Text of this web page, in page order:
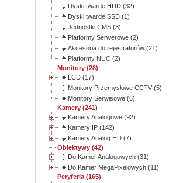
Dyski twarde HDD (32)
Dyski twarde SSD (1)
Jednostki CMS (3)
Platformy Serwerowe (2)
Akcesoria do rejestratorów (21)
Platformy NUC (2)
Monitory (28)
LCD (17)
Monitory Przemysłowe CCTV (5)
Monitory Serwisowe (6)
Kamery (241)
Kamery Analogowe (92)
Kamery IP (142)
Kamery Analog HD (7)
Obiektywy (42)
Do Kamer Analogowych (31)
Do Kamer MegaPixelowych (11)
Peryferia (165)